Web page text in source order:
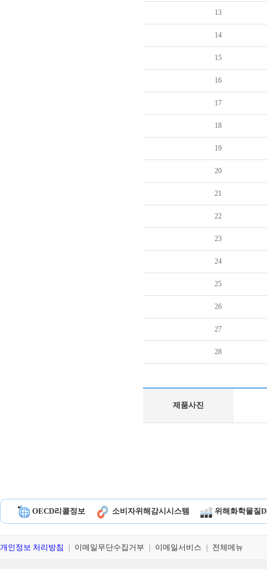
13
14
15
16
17
18
19
20
21
22
23
24
25
26
27
28
제품사진
OECD리콜정보 소비자위해감시시스템 위해화학물질
개인정보 처리방침 이메일무단수집거부 이메일서비스 전체메뉴